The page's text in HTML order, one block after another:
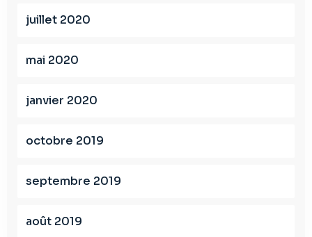
juillet 2020
mai 2020
janvier 2020
octobre 2019
septembre 2019
août 2019